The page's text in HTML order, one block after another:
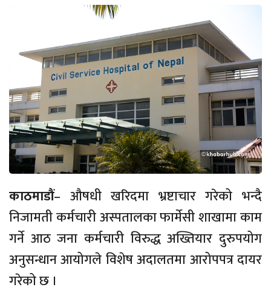
काठमाडौं– औषधी खरिदमा भ्रष्टाचार गरेको भन्दै
निजामती कर्मचारी अस्पतालका फार्मेसी शाखामा काम
गर्ने आठ जना कर्मचारी विरुद्ध अख्तियार दुरुपयोग
अनुसन्धान आयोगले विशेष अदालतमा आरोपपत्र दायर
गरेको छ ।